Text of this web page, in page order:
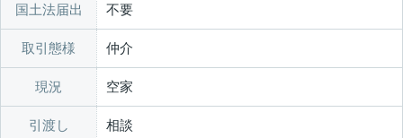
国土法届出 不要
取引態様 仲介
現況 空家
引渡し 相談